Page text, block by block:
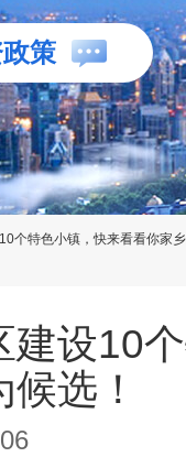
策
个特色小镇，快来看看你家
建设10
选！